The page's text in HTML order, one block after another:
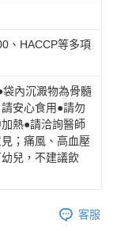
、HACCP等多項
內沉澱物為骨髓
安心食用●請勿
熱●請洽詢醫師
；痛風、高血壓
兒，不建議飲
客服